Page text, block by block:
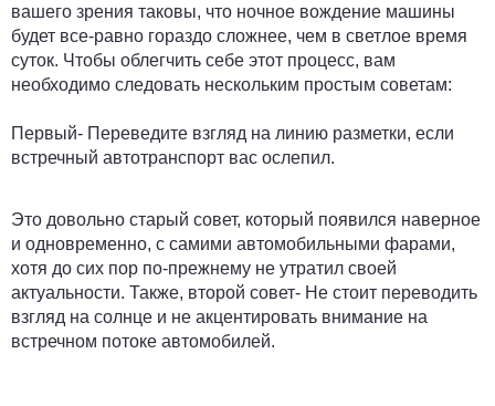
вашего зрения таковы, что ночное вождение машины
будет все-равно гораздо сложнее, чем в светлое время
суток. Чтобы облегчить себе этот процесс, вам
необходимо следовать нескольким простым советам:
Первый- Переведите взгляд на линию разметки, если
встречный автотранспорт вас ослепил.
Это довольно старый совет, который появился наверное
и одновременно, с самими автомобильными фарами,
хотя до сих пор по-прежнему не утратил своей
актуальности. Также, второй совет- Не стоит переводить
взгляд на солнце и не акцентировать внимание на
встречном потоке автомобилей.